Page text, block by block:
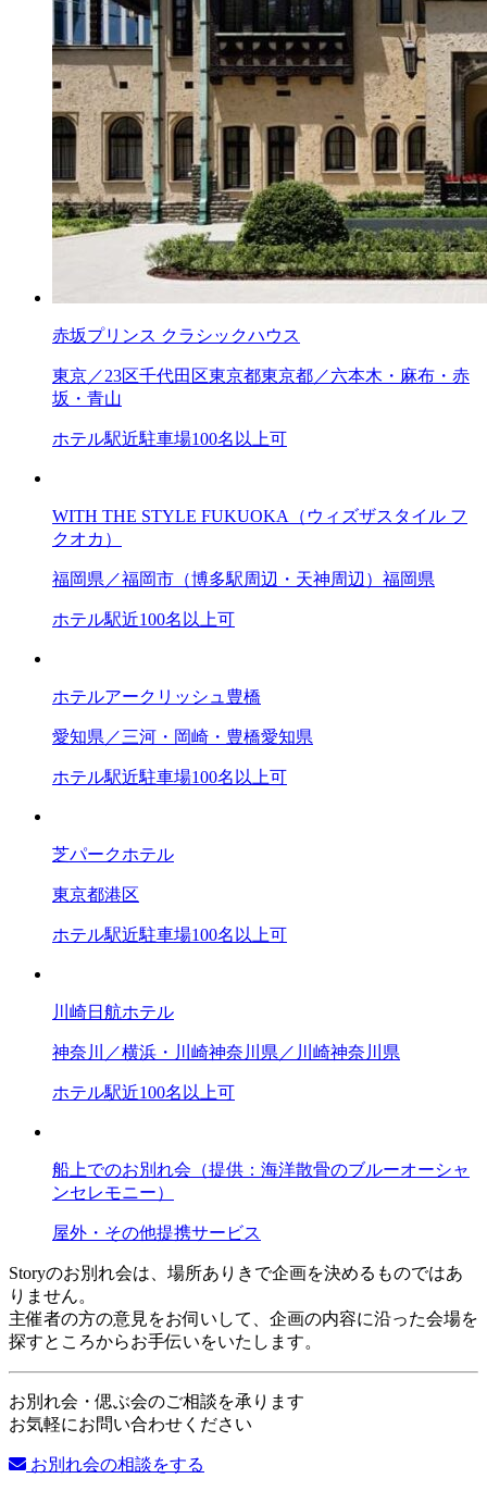
赤坂プリンス クラシックハウス
東京／23区千代田区東京都東京都／六本木・麻布・赤
坂・青山
ホテル駅近駐車場100名以上可
WITH THE STYLE FUKUOKA（ウィズザスタイル フ
クオカ）
福岡県／福岡市（博多駅周辺・天神周辺） 福岡県
ホテル駅近100名以上可
ホテルアークリッシュ豊橋
愛知県／三河・岡崎・豊橋愛知県
ホテル駅近駐車場100名以上可
芝パークホテル
東京都港区
ホテル駅近駐車場100名以上可
川崎日航ホテル
神奈川／横浜・川崎神奈川県／川崎神奈川県
ホテル駅近100名以上可
船上でのお別れ会（提供：海洋散骨のブルーオーシャ
ンセレモニー）
屋外・その他提携サービス
Storyのお別れ会は、場所ありきで企画を決めるものではあ
りません。
主催者の方の意見をお伺いして、企画の内容に沿った会場を
探すところからお手伝いをいたします。
お別れ会・偲ぶ会のご相談を承ります
お気軽にお問い合わせください
お別れ会の相談をする